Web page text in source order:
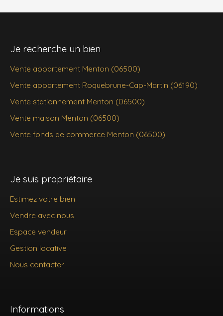
Je recherche un bien
Vente appartement Menton (06500)
Vente appartement Roquebrune-Cap-Martin (06190)
Vente stationnement Menton (06500)
Vente maison Menton (06500)
Vente fonds de commerce Menton (06500)
Je suis propriétaire
Estimez votre bien
Vendre avec nous
Espace vendeur
Gestion locative
Nous contacter
Informations